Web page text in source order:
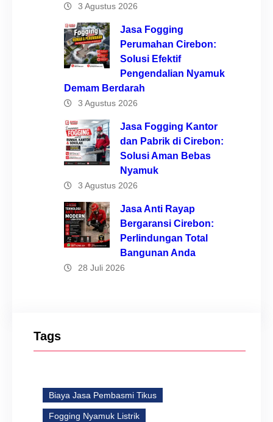
3 Agustus 2026
Jasa Fogging
Perumahan Cirebon:
Solusi Efektif
Pengendalian Nyamuk
Demam Berdarah
3 Agustus 2026
Jasa Fogging Kantor
dan Pabrik di Cirebon:
Solusi Aman Bebas
Nyamuk
3 Agustus 2026
Jasa Anti Rayap
Bergaransi Cirebon:
Perlindungan Total
Bangunan Anda
28 Juli 2026
Tags
Biaya Jasa Pembasmi Tikus
Fogging Nyamuk Listrik